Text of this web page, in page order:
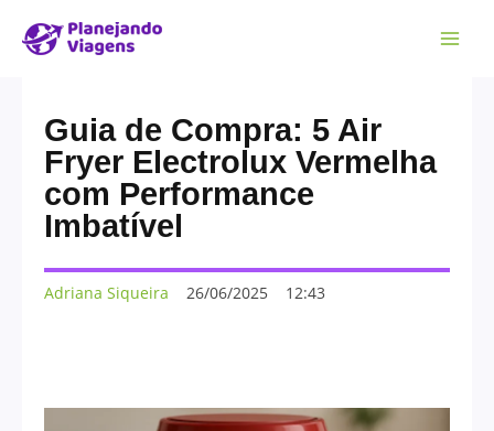
Guia de Compra: 5 Air
Fryer Electrolux Vermelha
com Performance
Imbatível
Adriana Siqueira 26/06/2025 12:43